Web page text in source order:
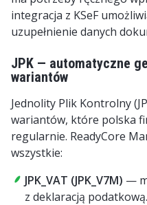
integracja z KSeF
uzupełnienie danych
JPK — automatyczne
wariantów
Jednolity Plik Kontrolny
wariantów, które polska
regularnie. ReadyCore
wszystkie:
JPK_VAT (JPK_V7M) —
z deklaracją